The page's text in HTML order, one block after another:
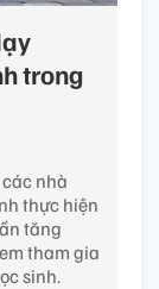
trong
nhà
thực hiện
tăng
tham gia
sinh.